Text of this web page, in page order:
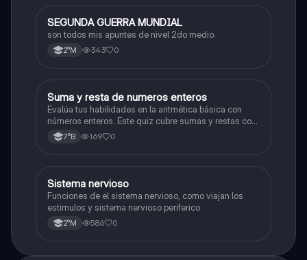
Historia
SEGUNDA GUERRA MUNDIAL
son todos mis apuntes de nivel 2do medio.
2°M 343 0
SMatemáticas
Suma y resta de numeros enteros
Evalúa tus habilidades en la aritmética básica con
números enteros. Este quiz cubre sumas y restas con
números positivos y negativos.
7°B 169 0
SBiología
Sistema nervioso
Funciones de el sistema nervioso, como viajan los
estimulos y sistema nervioso periferico
2°M 586 0